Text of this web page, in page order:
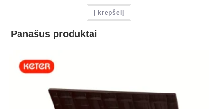
Į krepšelį
Panašūs produktai